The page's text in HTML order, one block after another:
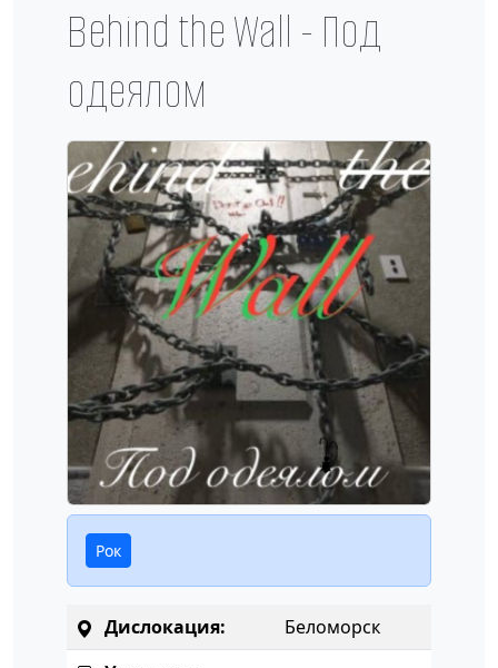
Behind the Wall - Под
одеялом
Рок
Дислокация:
Беломорск